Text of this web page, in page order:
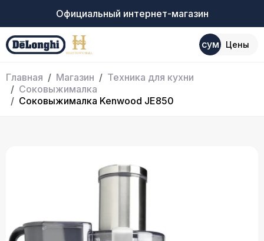
Официальный интернет-магазин
сум Цены
Главная Магазин
Техника для кухни
Соковыжималка
Соковыжималка Kenwood JE850